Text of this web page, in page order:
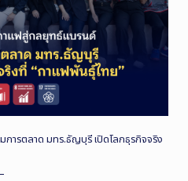
ารตลาด มทร.ธัญบุรี เปิดโลกธุรกิจจริง